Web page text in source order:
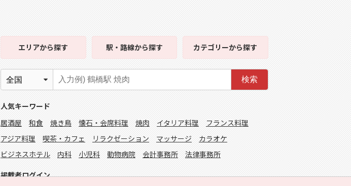
エリアから探す 駅・路線から探す カテゴリーから探す
検索
人気キーワード
居酒屋
和食 焼き鳥 懐石・会席料理 焼肉 イタリア料理
フランス料理
アジア料理
喫茶・カフェ リラクゼーション マッサージ
カラオケ
ビジネスホテル
内科 小児科 動物病院 会計事務所 法律事務所
掲載者ログイン